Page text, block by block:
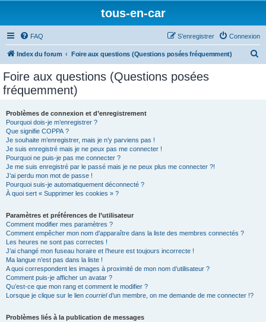
tous-en-car
FAQ Connexion
S’enregistrer
Index du forum Foire aux questions (Questions posées fréquemment)
Foire aux questions (Questions posées
fréquemment)
Problèmes de connexion et d’enregistrement
Pourquoi dois-je m’enregistrer ?
Que signifie COPPA ?
Je souhaite m’enregistrer, mais je n’y parviens pas !
Je suis enregistré mais je ne peux pas me connecter !
Pourquoi ne puis-je pas me connecter ?
Je me suis enregistré par le passé mais je ne peux plus me connecter ?!
J’ai perdu mon mot de passe !
Pourquoi suis-je automatiquement déconnecté ?
À quoi sert « Supprimer les cookies » ?
Paramètres et préférences de l’utilisateur
Comment modifier mes paramètres ?
Comment empêcher mon nom d’apparaître dans la liste des membres connectés ?
Les heures ne sont pas correctes !
J’ai changé mon fuseau horaire et l’heure est toujours incorrecte !
Ma langue n’est pas dans la liste !
A quoi correspondent les images à proximité de mon nom d’utilisateur ?
Comment puis-je afficher un avatar ?
Qu’est-ce que mon rang et comment le modifier ?
Lorsque je clique sur le lien courrield’un membre, on me demande de me connecter !?
Problèmes liés à la publication de messages